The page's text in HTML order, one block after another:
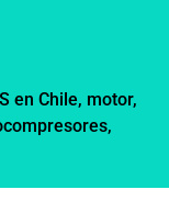
en Chile, motor,
,